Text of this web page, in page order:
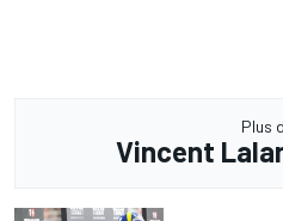
Plus
Vincent